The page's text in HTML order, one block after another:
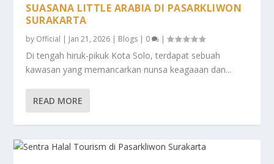
SUASANA LITTLE ARABIA DI PASARKLIWON
SURAKARTA
by Official | Jan 21, 2026 | Blogs | 0 |
Di tengah hiruk-pikuk Kota Solo, terdapat sebuah
kawasan yang memancarkan nunsa keagaaan dan...
READ MORE